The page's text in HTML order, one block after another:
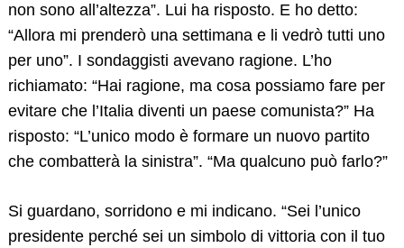
non sono all’altezza”. Lui ha risposto. E ho detto:
“Allora mi prenderò una settimana e li vedrò tutti uno
per uno”. I sondaggisti avevano ragione. L’ho
richiamato: “Hai ragione, ma cosa possiamo fare per
evitare che l’Italia diventi un paese comunista?” Ha
risposto: “L’unico modo è formare un nuovo partito
che combatterà la sinistra”. “Ma qualcuno può farlo?”
Si guardano, sorridono e mi indicano. “Sei l’unico
presidente perché sei un simbolo di vittoria con il tuo